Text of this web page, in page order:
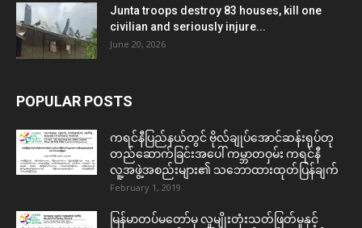
Junta troops destroy 83 houses, kill one
civilian and seriously injure...
June 20, 2026
POPULAR POSTS
ကရင်နီပြည်နယ်တွင် ဗိုလ်ချုပ်အောင်ဆန်းရုပ်တု
တည်ဆောက်ခြင်းအပေါ် ကမ္ဘာတဝှမ်း ကရင်နီ
လူ့အဖွဲ့အစည်းများ၏ သဘောထားထုတ်ပြန်ချက်
February 1, 2019
မြန်မာတပ်မတော်မှ လူမျိုးတုံးသတ်ဖြတ်မှုနှင့်